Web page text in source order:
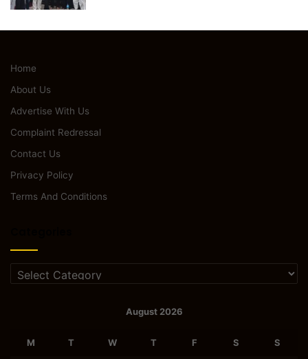
Home
About Us
Advertise With Us
Complaint Redressal
Contact Us
Privacy Policy
Terms And Conditions
Categories
August 2026
M T W T F S S